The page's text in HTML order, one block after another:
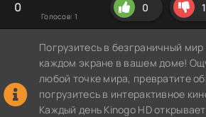
0
Голосов: 1
0 1
Погрузитесь в безграничный
каждом экране в вашем доме!
любой точке мира, превратите
погрузитесь в интерактивное
Каждый день Kinogo HD